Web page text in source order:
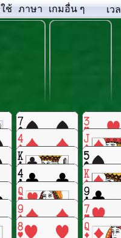
ช้ ภาษา เกมอื่น ๆ เว